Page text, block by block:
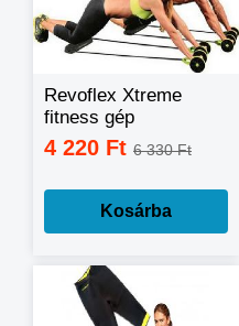
Revoflex Xtreme
fitness gép
4 220 Ft 6 330 Ft
Kosárba